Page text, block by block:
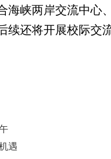
峡两岸交流中心
续还将开展校际交
遇